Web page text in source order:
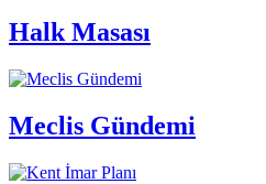
Halk Masası
Meclis Gündemi